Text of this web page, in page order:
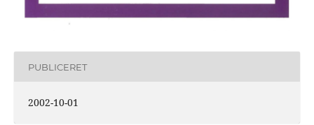
PUBLICERET
2002-10-01